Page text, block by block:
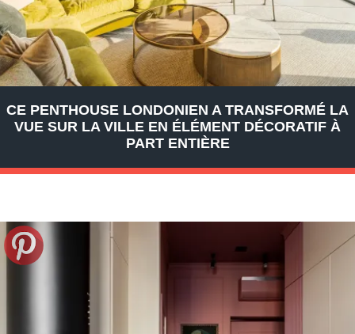
CE PENTHOUSE LONDONIEN A TRANSFORMÉ LA
VUE SUR LA VILLE EN ÉLÉMENT DÉCORATIF À
PART ENTIÈRE